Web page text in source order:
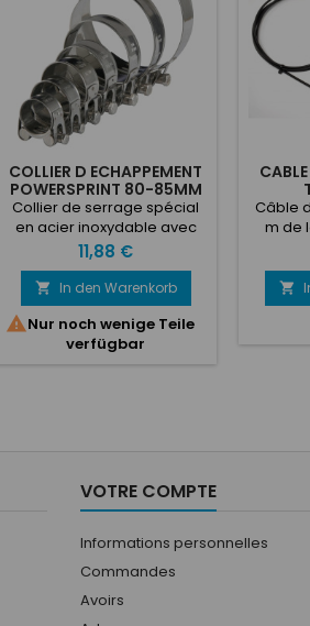
COLLIER D ECHAPPEMENT
POWERSPRINT 80-85MM
Collier de serrage spécial
en acier inoxydable avec
vis à six pans galvanisée et
trempée.
Preis
11,88 €
 In den Warenkorb
Nur noch wenige Teile
verfügbar
Câble
m de

VOTRE COMPTE
Informations personnelles
Commandes
Avoirs